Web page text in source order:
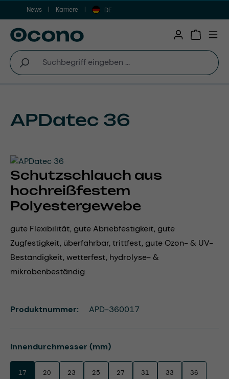
Zum Hauptinhalt springen
News Karriere DE
APDatec 36
Schutzschlauch aus
hochreißfestem
Polyestergewebe
gute Flexibilität, gute Abriebfestigkeit, gute
Zugfestigkeit, überfahrbar, trittfest, gute Ozon- & UV-
Beständigkeit, wetterfest, hydrolyse- &
mikrobenbeständig
Innendurchmesser (mm)auswählen
17 20 23 25 27 31 33 36
Produktnummer: APD-360017